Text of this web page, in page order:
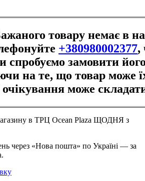
товару немає в
+380980002377,
спробуємо замовити
на те, що товар може
очікування може
в ТРЦ Ocean Plaza ЩОДНЯ з
через «Нова пошта» по Україні — за